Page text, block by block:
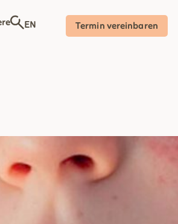
EN Termin vereinbaren